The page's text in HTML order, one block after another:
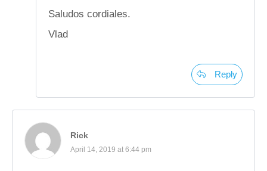
Saludos cordiales.
Vlad
Reply
Rick
April 14, 2019 at 6:44 pm